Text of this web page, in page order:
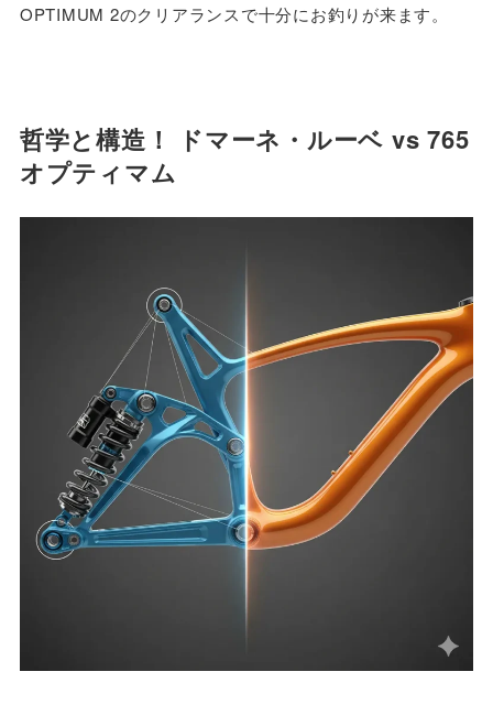
OPTIMUM 2のクリアランスで十分にお釣りが来ます。
哲学と構造！ ドマーネ・ルーベ vs 765
オプティマム